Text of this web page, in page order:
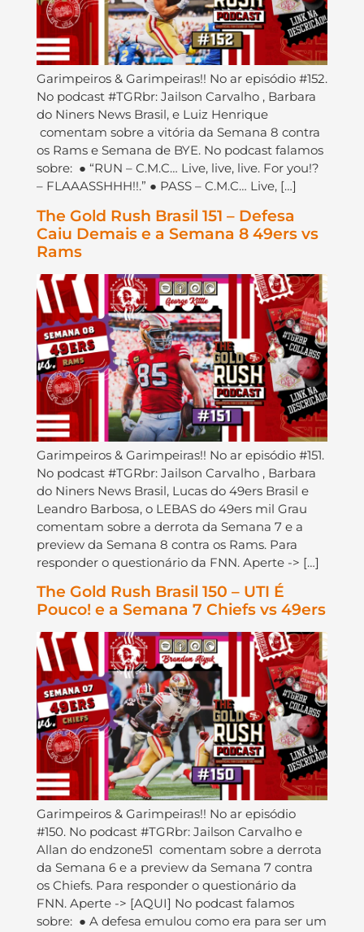
Garimpeiros & Garimpeiras!! No ar episódio #152.
No podcast #TGRbr: Jailson Carvalho , Barbara
do Niners News Brasil, e Luiz Henrique
comentam sobre a vitória da Semana 8 contra
os Rams e Semana de BYE. No podcast falamos
sobre: ● “RUN – C.M.C… Live, live, live. For you!?
– FLAAASSHHH!!.” ● PASS – C.M.C… Live, […]
The Gold Rush Brasil 151 – Defesa
Caiu Demais e a Semana 8 49ers vs
Rams
Garimpeiros & Garimpeiras!! No ar episódio #151.
No podcast #TGRbr: Jailson Carvalho , Barbara
do Niners News Brasil, Lucas do 49ers Brasil e
Leandro Barbosa, o LEBAS do 49ers mil Grau
comentam sobre a derrota da Semana 7 e a
preview da Semana 8 contra os Rams. Para
responder o questionário da FNN. Aperte -> […]
The Gold Rush Brasil 150 – UTI É
Pouco! e a Semana 7 Chiefs vs 49ers
Garimpeiros & Garimpeiras!! No ar episódio
#150. No podcast #TGRbr: Jailson Carvalho e
Allan do endzone51 comentam sobre a derrota
da Semana 6 e a preview da Semana 7 contra
os Chiefs. Para responder o questionário da
FNN. Aperte -> [AQUI] No podcast falamos
sobre: ● A defesa emulou como era para ser um